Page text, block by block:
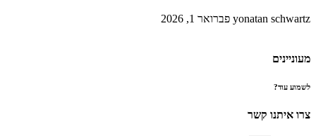
yonatan schwartz פברואר 1, 2026
מעוניינים
לשמוע עוד?
צרו איתנו קשר